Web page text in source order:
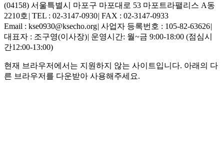
(04158) 서울특별시 마포구 마포대로 53 마포트라팰리스 A동
2210호 | TEL : 02-3147-0930| FAX : 02-3147-0933
Email : kse0930@ksecho.org| 사업자 등록번호 : 105-82-63626|
대표자 : 조구영(이사장)| 운영시간: 월~금 9:00-18:00 (점심시
간12:00-13:00)
현재 브라우저에서는 지원하지 않는 사이트입니다. 아래의 다
른 브라우저를 다운받아 사용해주세요.